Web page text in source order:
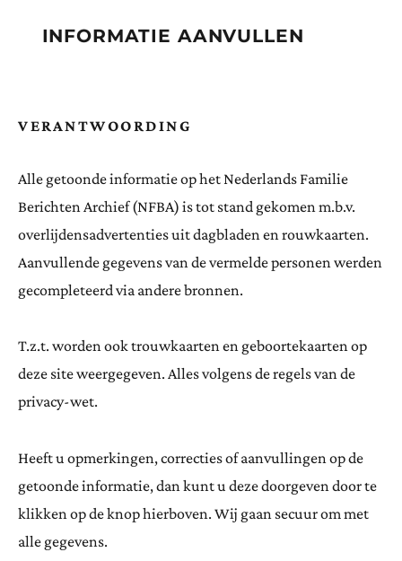
INFORMATIE AANVULLEN
VERANTWOORDING
Alle getoonde informatie op het Nederlands Familie
Berichten Archief (NFBA) is tot stand gekomen m.b.v.
overlijdensadvertenties uit dagbladen en rouwkaarten.
Aanvullende gegevens van de vermelde personen werden
gecompleteerd via andere bronnen.
T.z.t. worden ook trouwkaarten en geboortekaarten op
deze site weergegeven. Alles volgens de regels van de
privacy-wet.
Heeft u opmerkingen, correcties of aanvullingen op de
getoonde informatie, dan kunt u deze doorgeven door te
klikken op de knop hierboven. Wij gaan secuur om met
alle gegevens.